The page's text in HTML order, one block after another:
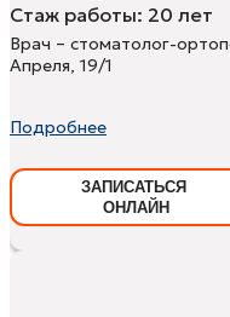
Стаж работы: 20 лет
Врач – стоматолог-
Апреля, 19/1
Подробнее
ЗАПИСАТЬСЯ
ОНЛАЙН